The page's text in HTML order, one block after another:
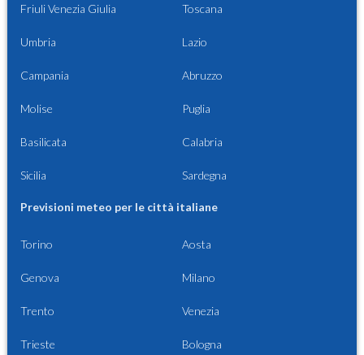
Friuli Venezia Giulia Toscana
Umbria Lazio
Campania Abruzzo
Molise Puglia
Basilicata Calabria
Sicilia Sardegna
Previsioni meteo per le città italiane
Torino Aosta
Genova Milano
Trento Venezia
Trieste Bologna